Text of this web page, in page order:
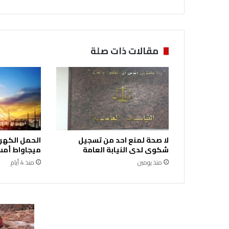
ل
ر
ا
ل
ة
ت
ح
ل
ي
ل
ا
ب
ي
ت
مقالات ذات صلة
لا صحة لمنع احد من تسجيل
شكوى لدى النيابة العامة
منذ يومين
ميجاواط
منذ 4 أيام